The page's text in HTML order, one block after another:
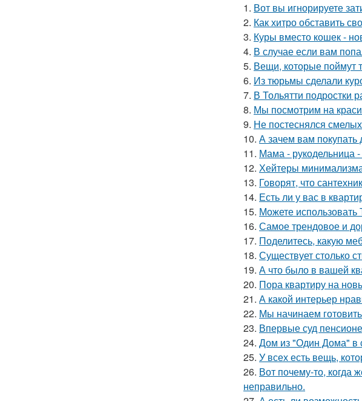
1. Вот вы игнорируете
2. Как хитро обставить
3. Куры вместо кошек -
4. В случае если вам
5. Вещи, которые поймут
6. Из тюрьмы сделали
7. В Тольятти подростки
8. Мы посмотрим на
9. Не постеснялся
10. А зачем вам покупать
11. Мама - рукодельница -
12. Хейтеры
13. Говорят, что
14. Есть ли у вас в
15. Можете
16. Самое трендовое и
17. Поделитесь, какую
18. Существует столько
19. А что было в вашей
20. Пора квартиру на
21. А какой интерьер
22. Мы начинаем
23. Впервые суд
24. Дом из "Один Дома" в
25. У всех есть вещь,
26. Вот почему-то, когда
неправильно.